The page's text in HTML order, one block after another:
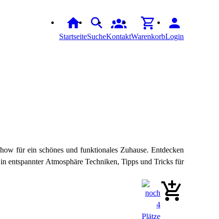
StartseiteSucheKontaktWarenkorbLogin
für ein schönes und funktionales Zuhause. Entdecken
entspannter Atmosphäre Techniken, Tipps und Tricks für